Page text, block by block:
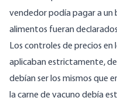
vendedor podía pagar a un
alimentos fueran
Los controles de precios
aplicaban estrictamente,
debían ser los mismos que
la carne de vacuno debía